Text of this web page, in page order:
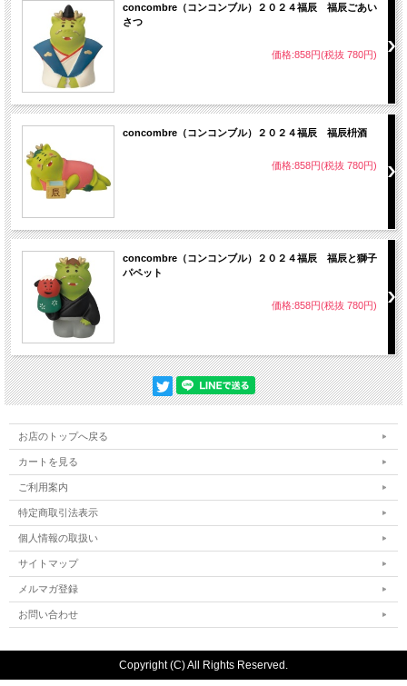
concombre（コンコンブル）２０２４福辰 福辰ごあい
さつ
価格:858円(税抜 780円)
concombre（コンコンブル）２０２４福辰 福辰枡酒
価格:858円(税抜 780円)
concombre（コンコンブル）２０２４福辰 福辰と獅子
パペット
価格:858円(税抜 780円)
お店のトップへ戻る
カートを見る
ご利用案内
特定商取引法表示
個人情報の取扱い
サイトマップ
メルマガ登録
お問い合わせ
Copyright (C) All Rights Reserved.